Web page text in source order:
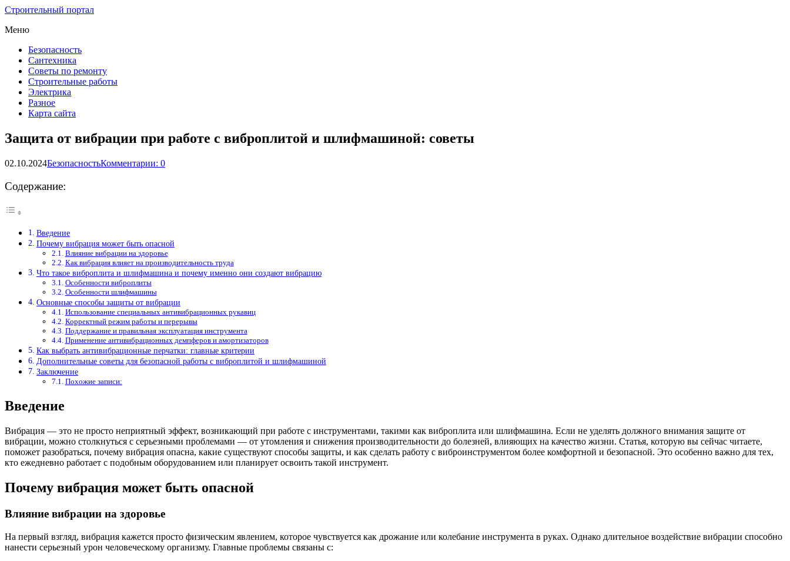
Строительный портал
Меню
Безопасность
Сантехника
Советы по ремонту
Строительные работы
Электрика
Разное
Карта сайта
Защита от вибрации при работе с виброплитой и шлифмашиной: советы
02.10.2024БезопасностьКомментарии: 0
Содержание:
Введение
Почему вибрация может быть опасной
Влияние вибрации на здоровье
Как вибрация влияет на производительность труда
Что такое виброплита и шлифмашина и почему именно они создают вибрацию
Особенности виброплиты
Особенности шлифмашины
Основные способы защиты от вибрации
Использование специальных антивибрационных рукавиц
Корректный режим работы и перерывы
Поддержание и правильная эксплуатация инструмента
Применение антивибрационных демпферов и амортизаторов
Как выбрать антивибрационные перчатки: главные критерии
Дополнительные советы для безопасной работы с виброплитой и шлифмашиной
Заключение
Похожие записи:
Введение
Вибрация — это не просто неприятный эффект, возникающий при работе с инструментами, такими как виброплита или шлифмашина. Если не уделять должного внимания защите от
вибрации, можно столкнуться с серьезными проблемами — от утомления и снижения производительности до болезней, влияющих на качество жизни. Статья, которую вы сейчас читаете,
поможет разобраться, почему вибрация опасна, какие существуют способы защиты, и как сделать работу с виброинструментом более комфортной и безопасной. Это особенно важно для тех,
кто ежедневно работает с подобным оборудованием или планирует освоить такой инструмент.
Почему вибрация может быть опасной
Влияние вибрации на здоровье
На первый взгляд, вибрация кажется просто физическим явлением, которое чувствуется как дрожание или колебание инструмента в руках. Однако длительное воздействие вибрации способно
нанести серьезный урон человеческому организму. Главные проблемы связаны с: